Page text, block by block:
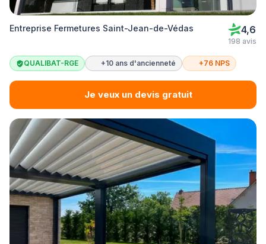
Entreprise Fermetures Saint-Jean-de-Védas 4,6
198 avis
QUALIBAT-RGE +10 ans d'ancienneté +76 NPS
Je veux un devis gratuit